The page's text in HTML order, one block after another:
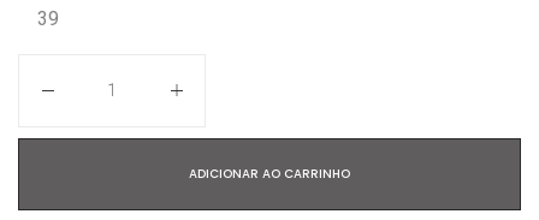
39
ADICIONAR AO CARRINHO